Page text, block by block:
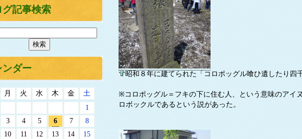
昭和８年に建てられた「コロポッグル喰ひ遺したり四
※コロポッグル＝フキの下に住む人、という意味のアイ
ロボックルであるという説があった。
グ記事検索
ンダー
月 火 水 木 金
土
1
3 4 5 6 7
8
10 11 12 13 14
15